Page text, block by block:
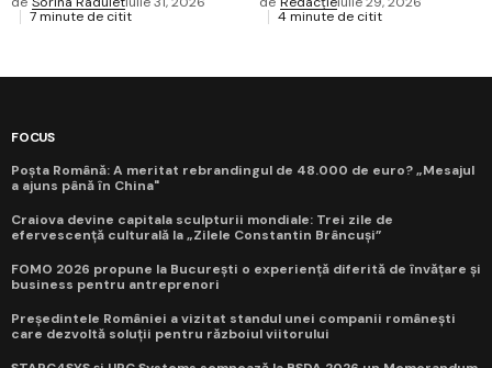
7 minute de citit
4 minute de citit
FOCUS
Poșta Română: A meritat rebrandingul de 48.000 de euro? „Mesajul
a ajuns până în China"
Craiova devine capitala sculpturii mondiale: Trei zile de
efervescență culturală la „Zilele Constantin Brâncuși”
FOMO 2026 propune la București o experiență diferită de învățare și
business pentru antreprenori
Președintele României a vizitat standul unei companii românești
care dezvoltă soluții pentru războiul viitorului